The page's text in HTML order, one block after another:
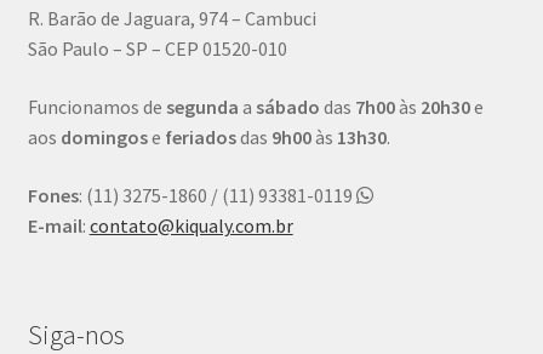
R. Barão de Jaguara, 974 – Cambuci
São Paulo – SP – CEP 01520-010
Funcionamos de segunda a sábado das 7h00às 20h30e
aos domingose feriadosdas 9h00às 13h30.
Fones: (11) 3275-1860 / (11) 93381-0119
E-mail: contato@kiqualy.com.br
Siga-nos